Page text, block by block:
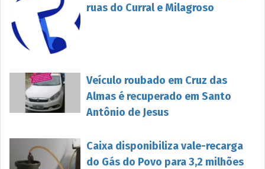
ruas do Curral e Milagroso
Veículo roubado em Cruz das
Almas é recuperado em Santo
Antônio de Jesus
Caixa disponibiliza vale-recarga
do Gás do Povo para 3,2 milhões